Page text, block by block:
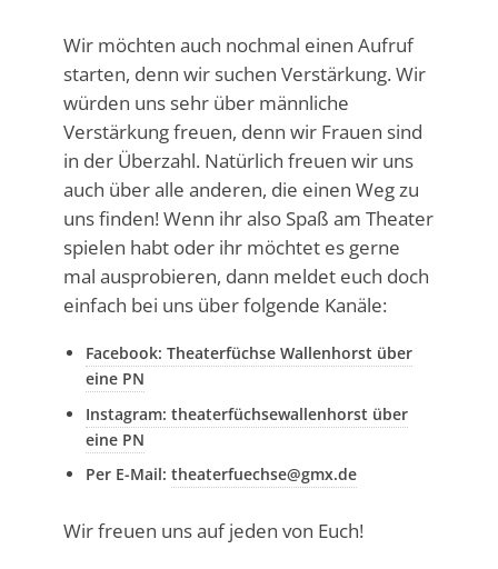
Wir möchten auch nochmal einen Aufruf
starten, denn wir suchen Verstärkung. Wir
würden uns sehr über männliche
Verstärkung freuen, denn wir Frauen sind
in der Überzahl. Natürlich freuen wir uns
auch über alle anderen, die einen Weg zu
uns finden! Wenn ihr also Spaß am Theater
spielen habt oder ihr möchtet es gerne
mal ausprobieren, dann meldet euch doch
einfach bei uns über folgende Kanäle:
Facebook: Theaterfüchse Wallenhorst über
eine PN
Instagram: theaterfüchsewallenhorst über
eine PN
Per E-Mail: theaterfuechse@gmx.de
Wir freuen uns auf jeden von Euch!